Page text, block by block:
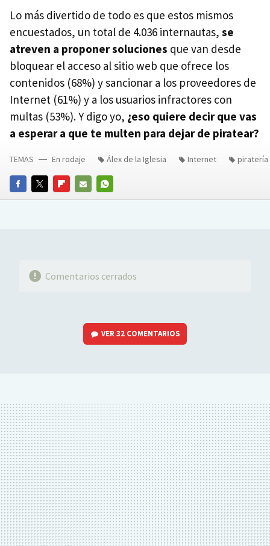
Lo más divertido de todo es que estos mismos
encuestados, un total de 4.036 internautas, se
atreven a proponer soluciones que van desde
bloquear el acceso al sitio web que ofrece los
contenidos (68%) y sancionar a los proveedores de
Internet (61%) y a los usuarios infractores con
multas (53%). Y digo yo, ¿eso quiere decir que vas
a esperar a que te multen para dejar de piratear?
FACEBOOKTWITTERFLIPBOARD
E-
WHATSAPP
TEMAS En rodaje Álex de la Iglesia Internet piratería
Comentarios cerrados
VER32 COMENTARIOS